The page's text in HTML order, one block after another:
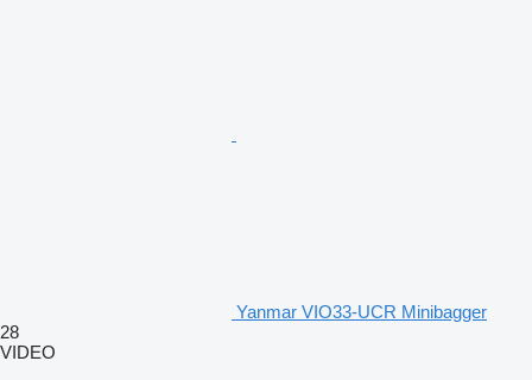
Yanmar VIO33-UCR Minibagger
28
VIDEO